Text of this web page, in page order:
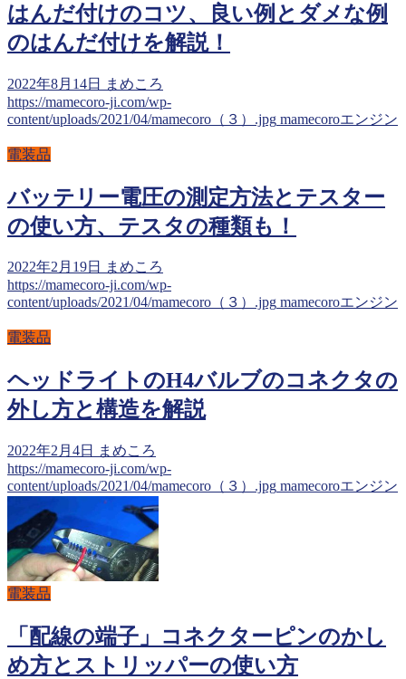
はんだ付けのコツ、良い例とダメな例
のはんだ付けを解説！
2022年8月14日
まめころ
https://mamecoro-ji.com/wp-
content/uploads/2021/04/mamecoro（３）.jpg mamecoroエンジン
電装品
バッテリー電圧の測定方法とテスター
の使い方、テスタの種類も！
2022年2月19日
まめころ
https://mamecoro-ji.com/wp-
content/uploads/2021/04/mamecoro（３）.jpg mamecoroエンジン
電装品
ヘッドライトのH4バルブのコネクタの
外し方と構造を解説
2022年2月4日
まめころ
https://mamecoro-ji.com/wp-
content/uploads/2021/04/mamecoro（３）.jpg mamecoroエンジン
電装品
「配線の端子」コネクターピンのかし
め方とストリッパーの使い方